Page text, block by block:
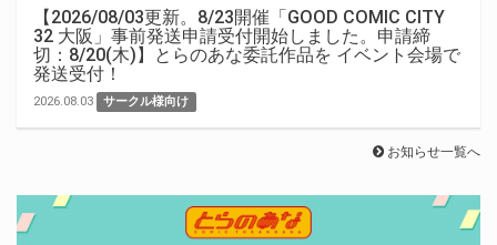
【2026/08/03更新。8/23開催「GOOD COMIC CITY
32 大阪」事前発送申請受付開始しました。申請締
切：8/20(木)】とらのあな委託作品を イベント会場で
発送受付！
2026.08.03 サークル様向け
お知らせ一覧へ